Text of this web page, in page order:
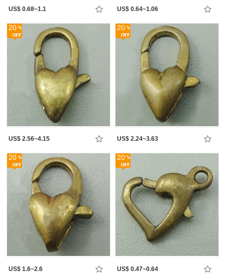
US$ 0.68~1.1 US$ 0.64~1.06
20
US$ 2.56~4.15
20
US$ 2.24~3.63
20
US$ 1.6~2.6
20
US$ 0.47~0.64